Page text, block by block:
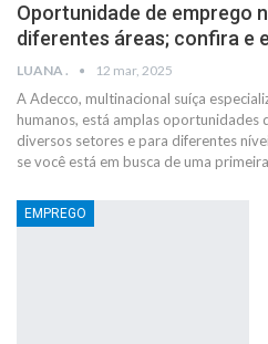
Oportunidade de emprego
diferentes áreas; confira e
LUANA . 12 mar, 2025
A Adecco, multinacional suíça
humanos, está amplas oportunidades
diversos setores e para diferentes
se você está em busca de uma
EMPREGO